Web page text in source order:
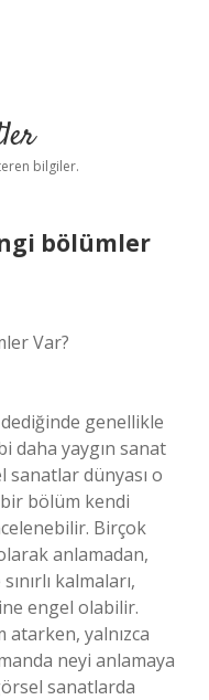
bilgiler.
bölümler
Var?
genellikle
daha yaygın sanat
sanatlar dünyası o
bölüm kendi
Birçok
anlamadan,
kalmaları,
engel olabilir.
atarken, yalnızca
neyi anlamaya
sanatlarda